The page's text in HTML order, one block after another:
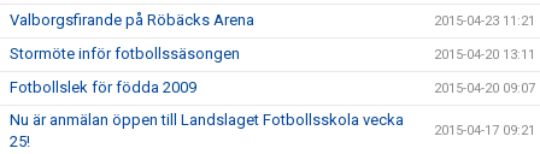
Valborgsfirande på Röbäcks Arena 2015-04-23 11:21
Stormöte inför fotbollssäsongen 2015-04-20 13:11
Fotbollslek för födda 2009 2015-04-20 09:07
Nu är anmälan öppen till Landslaget Fotbollsskola vecka
25!
2015-04-17 09:21